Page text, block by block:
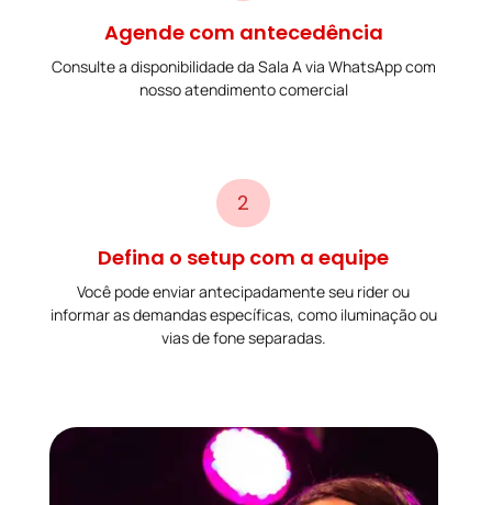
Agende com antecedência
Consulte a disponibilidade da Sala A via WhatsApp com
nosso atendimento comercial
2
Defina o setup com a equipe
Você pode enviar antecipadamente seu rider ou
informar as demandas específicas, como iluminação ou
vias de fone separadas.